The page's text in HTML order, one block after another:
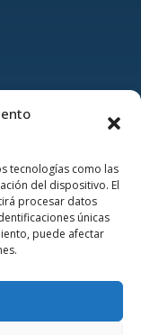
tecnologías como las
del dispositivo. El
procesar datos
únicas
puede afectar